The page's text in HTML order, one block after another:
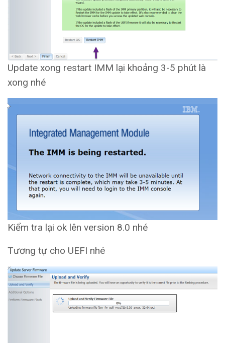
Update xong restart IMM lại khoảng 3-5 phút là
xong nhé
Kiểm tra lại ok lên version 8.0 nhé
Tương tự cho UEFI nhé